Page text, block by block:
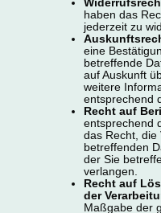
haben das
jederzeit zu
eine
betreffende
auf Auskunft
weitere
entsprechend
Recht auf
entsprechend
das Recht, die
betreffenden
der Sie
verlangen.
Recht auf
der
Maßgabe der